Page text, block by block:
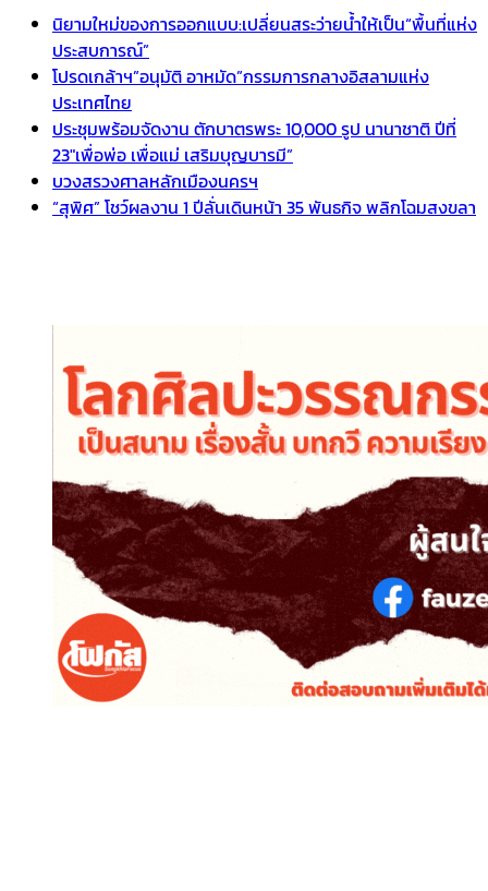
นิยามใหม่ของการออกแบบ:เปลี่ยนสระว่ายน้ำให้เป็น“พื้นที่แห่ง
ประสบการณ์”
โปรดเกล้าฯ”อนุมัติ อาหมัด”กรรมการกลางอิสลามแห่ง
ประเทศไทย
ประชุมพร้อมจัดงาน ตักบาตรพระ 10,000 รูป นานาชาติ ปีที่
23″เพื่อพ่อ เพื่อแม่ เสริมบุญบารมี”
บวงสรวงศาลหลักเมืองนครฯ
“สุพิศ” โชว์ผลงาน 1 ปีลั่นเดินหน้า 35 พันธกิจ พลิกโฉมสงขลา